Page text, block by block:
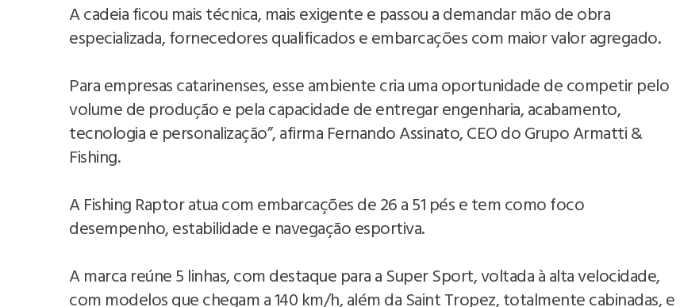
A cadeia ficou mais técnica, mais exigente e passou a demandar mão de obra
especializada, fornecedores qualificados e embarcações com maior valor agregado.
Para empresas catarinenses, esse ambiente cria uma oportunidade de competir pelo
volume de produção e pela capacidade de entregar engenharia, acabamento,
tecnologia e personalização”, afirma Fernando Assinato, CEO do Grupo Armatti &
Fishing.
A Fishing Raptor atua com embarcações de 26 a 51 pés e tem como foco
desempenho, estabilidade e navegação esportiva.
A marca reúne 5 linhas, com destaque para a Super Sport, voltada à alta velocidade,
com modelos que chegam a 140 km/h, além da Saint Tropez, totalmente cabinadas, e